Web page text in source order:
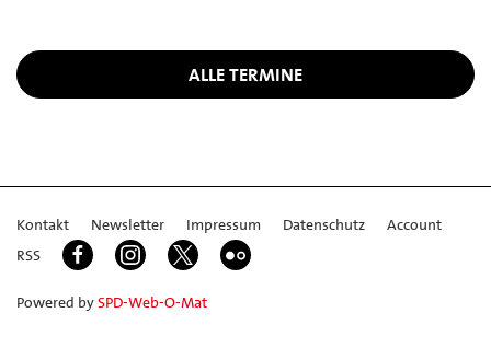
ALLE TERMINE
Kontakt Newsletter Impressum Datenschutz
Account
RSS
Powered bySPD-Web-O-Mat